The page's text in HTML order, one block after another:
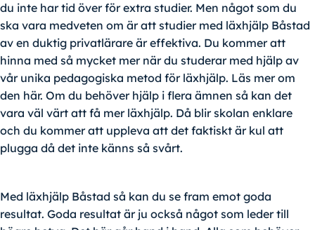
du inte har tid över för extra studier. Men något som du
ska vara medveten om är att studier med läxhjälp Båstad
av en duktig privatlärare är effektiva. Du kommer att
hinna med så mycket mer när du studerar med hjälp av
vår unika pedagogiska metod för läxhjälp. Läs mer om
den här. Om du behöver hjälp i flera ämnen så kan det
vara väl värt att få mer läxhjälp. Då blir skolan enklare
och du kommer att uppleva att det faktiskt är kul att
plugga då det inte känns så svårt.
Med läxhjälp Båstad så kan du se fram emot goda
resultat. Goda resultat är ju också något som leder till